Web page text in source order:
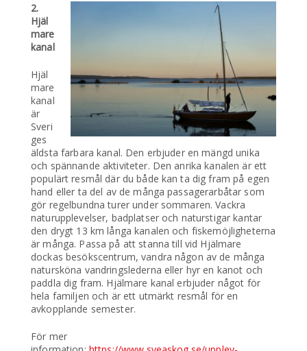
2.
Hjäl
mare
kanal
Hjäl
mare
kanal
är
Sveri
ges
äldsta farbara kanal. Den erbjuder en mängd unika
och spännande aktiviteter. Den anrika kanalen är ett
populärt resmål där du både kan ta dig fram på egen
hand eller ta del av de många passagerarbåtar som
gör regelbundna turer under sommaren. Vackra
naturupplevelser, badplatser och naturstigar kantar
den drygt 13 km långa kanalen och fiskemöjligheterna
är många. Passa på att stanna till vid Hjälmare
dockas besökscentrum, vandra någon av de många
natursköna vandringslederna eller hyr en kanot och
paddla dig fram. Hjälmare kanal erbjuder något för
hela familjen och är ett utmärkt resmål för en
avkopplande semester.
För mer